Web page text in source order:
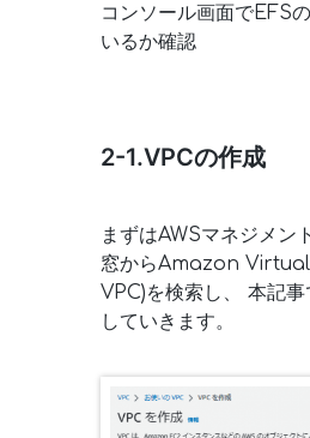
コンソール画面でEFS
いるか確認
2-1.VPCの作成
まずはAWSマネジメン
窓からAmazon
VPC)を検索し、 本記
していきます。